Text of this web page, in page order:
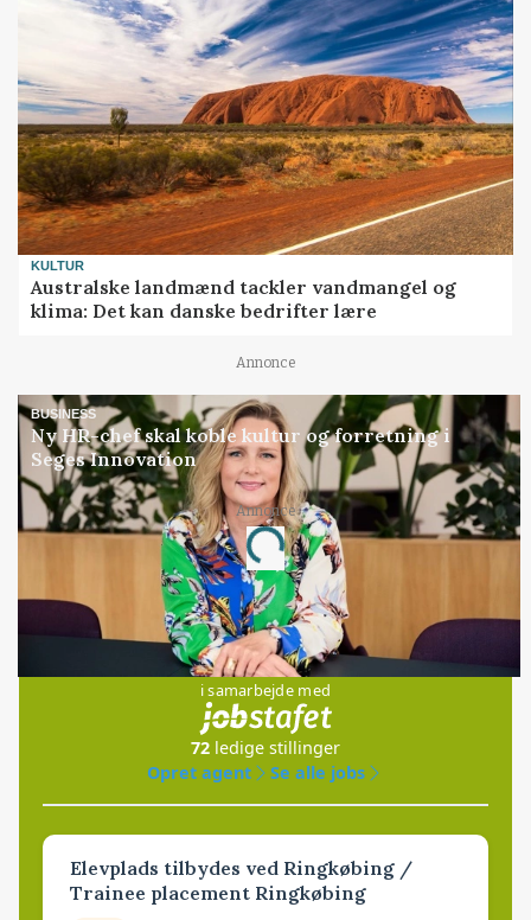
KULTUR
Australske landmænd tackler vandmangel og
klima: Det kan danske bedrifter lære
Annonce
BUSINESS
Ny HR-chef skal koble kultur og forretning i
Seges Innovation
Annonce
Loading...
Jobs
i samarbejde med
72 ledige stillinger
Opret agent
Se alle jobs
Elevplads tilbydes ved Ringkøbing /
Trainee placement Ringkøbing